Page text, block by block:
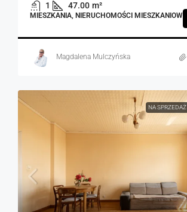
1 47.00 m²
MIESZKANIA, NIERUCHOMOŚCI MIESZKANIOWE
Magdalena Mulczyńska
NA SPRZEDAŻ